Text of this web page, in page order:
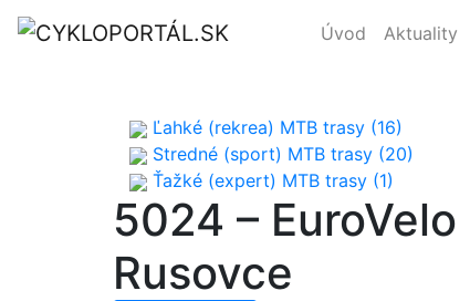
Úvod Aktuality
Ľahké (rekrea) MTB trasy (16)
Stredné (sport) MTB trasy (20)
Ťažké (expert) MTB trasy (1)
5024 –
Rusovce